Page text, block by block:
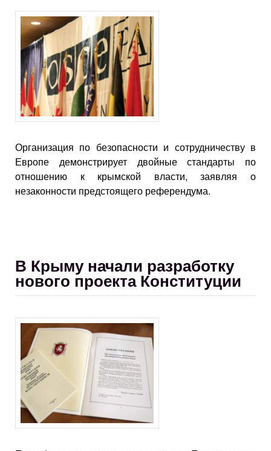
Организация по безопасности и сотрудничеству в
Европе демонстрирует двойные стандарты по
отношению к крымской власти, заявляя о
незаконности предстоящего референдума.
В Крыму начали разработку
нового проекта Конституции